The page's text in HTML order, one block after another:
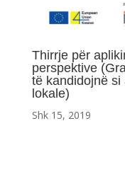
Thirrje për
perspektive
të kandidojnë si
lokale)
Shk 15, 2019